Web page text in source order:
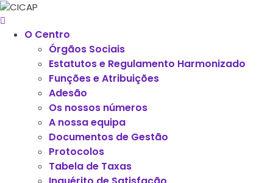
O Centro
Órgãos Sociais
Estatutos e Regulamento Harmonizado
Funções e Atribuições
Adesão
Os nossos números
A nossa equipa
Documentos de Gestão
Protocolos
Tabela de Taxas